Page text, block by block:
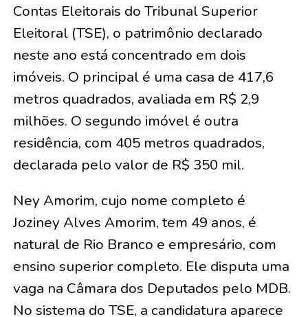
Contas Eleitorais do Tribunal Superior
Eleitoral (TSE), o patrimônio declarado
neste ano está concentrado em dois
imóveis. O principal é uma casa de 417,6
metros quadrados, avaliada em R$ 2,9
milhões. O segundo imóvel é outra
residência, com 405 metros quadrados,
declarada pelo valor de R$ 350 mil.
Ney Amorim, cujo nome completo é
Joziney Alves Amorim, tem 49 anos, é
natural de Rio Branco e empresário, com
ensino superior completo. Ele disputa uma
vaga na Câmara dos Deputados pelo MDB.
No sistema do TSE, a candidatura aparece